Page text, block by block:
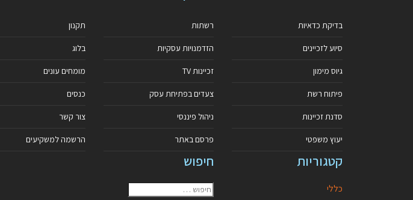
בדיקת כדאיות
סיוע לזכיינים
גיוס מימון
פיתוח רשת
סדנת זכיינות
יעוץ משפטי
רשתות
הזדמנויות עסקיות
זכיינות TV
צעדים בפתיחת עסק
ניהול פיננסי
פרסם באתר
תקנון
בלוג
מומחים עונים
כנסים
צור קשר
הרשמה למשקיעים
קטגוריות
כללי
חיפוש